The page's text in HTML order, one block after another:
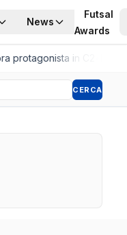
News
Futsal
Awards
in C2
CERCA